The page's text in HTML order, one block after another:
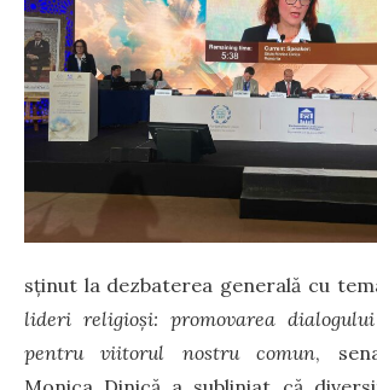
sținut la dezbaterea generală cu
lideri religioși: promovarea
pentru viitorul nostru comun,